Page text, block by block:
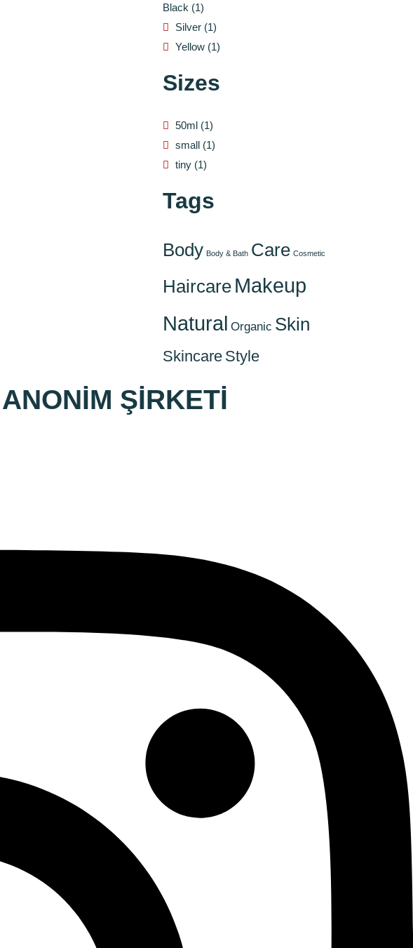
Black (1)
Silver (1)
Yellow (1)
Sizes
50ml (1)
small (1)
tiny (1)
Tags
Body Body & Bath Care Cosmetic
Haircare Makeup
Natural Organic Skin
Skincare Style
ŞİRKETİ